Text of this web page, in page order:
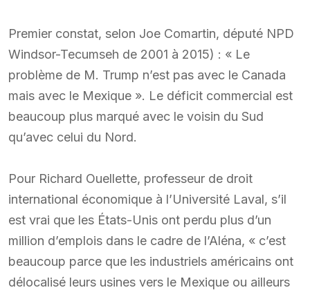
Premier constat, selon Joe Comartin, député NPD
Windsor-Tecumseh de 2001 à 2015) : « Le
problème de M. Trump n’est pas avec le Canada
mais avec le Mexique ». Le déficit commercial est
beaucoup plus marqué avec le voisin du Sud
qu’avec celui du Nord.
Pour Richard Ouellette, professeur de droit
international économique à l’Université Laval, s’il
est vrai que les États-Unis ont perdu plus d’un
million d’emplois dans le cadre de l’Aléna, « c’est
beaucoup parce que les industriels américains ont
délocalisé leurs usines vers le Mexique ou ailleurs